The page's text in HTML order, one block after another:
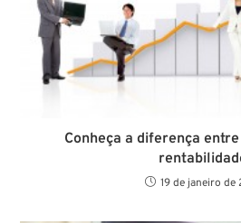
Conheça a diferença
19 de janeiro de